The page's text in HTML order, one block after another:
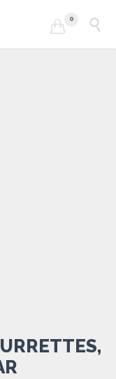

0 